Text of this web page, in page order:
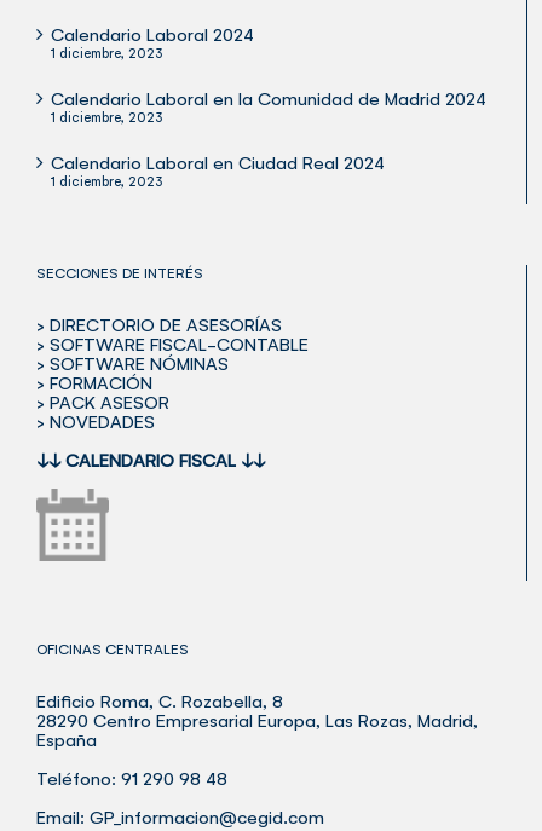
Calendario Laboral 2024
1 diciembre, 2023
Calendario Laboral en la Comunidad de Madrid 2024
1 diciembre, 2023
Calendario Laboral en Ciudad Real 2024
1 diciembre, 2023
SECCIONES DE INTERÉS
> DIRECTORIO DE ASESORÍAS
> SOFTWARE FISCAL-CONTABLE
> SOFTWARE NÓMINAS
> FORMACIÓN
> PACK ASESOR
> NOVEDADES
↓↓ CALENDARIO FISCAL ↓↓
OFICINAS CENTRALES
Edificio Roma, C. Rozabella, 8
28290 Centro Empresarial Europa, Las Rozas, Madrid,
España
Teléfono: 91 290 98 48
Email: GP_informacion@cegid.com